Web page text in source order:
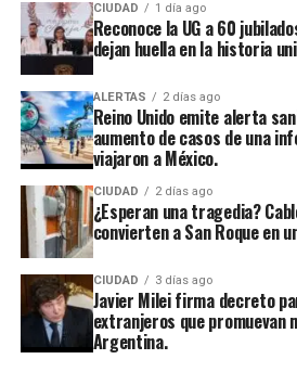
CIUDAD 1 día ago
Reconoce la UG a 60
dejan huella en la historia
ALERTAS 2 días ago
Reino Unido emite alerta
aumento de casos de una
viajaron a México.
CIUDAD 2 días ago
¿Esperan una tragedia?
convierten a San Roque en
CIUDAD 3 días ago
Javier Milei firma decreto
extranjeros que promuevan
Argentina.